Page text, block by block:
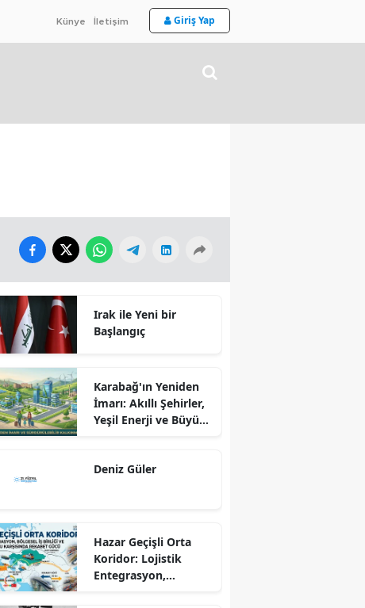
Künye İletişim Giriş Yap
Irak ile Yeni bir
Başlangıç
Karabağ'ın Yeniden
İmarı: Akıllı Şehirler,
Yeşil Enerji ve Büyük
Sürdürülebilir
Deniz Güler
Hazar Geçişli Orta
Koridor: Lojistik
Entegrasyon,